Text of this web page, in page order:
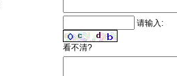
请输入:
看不清?